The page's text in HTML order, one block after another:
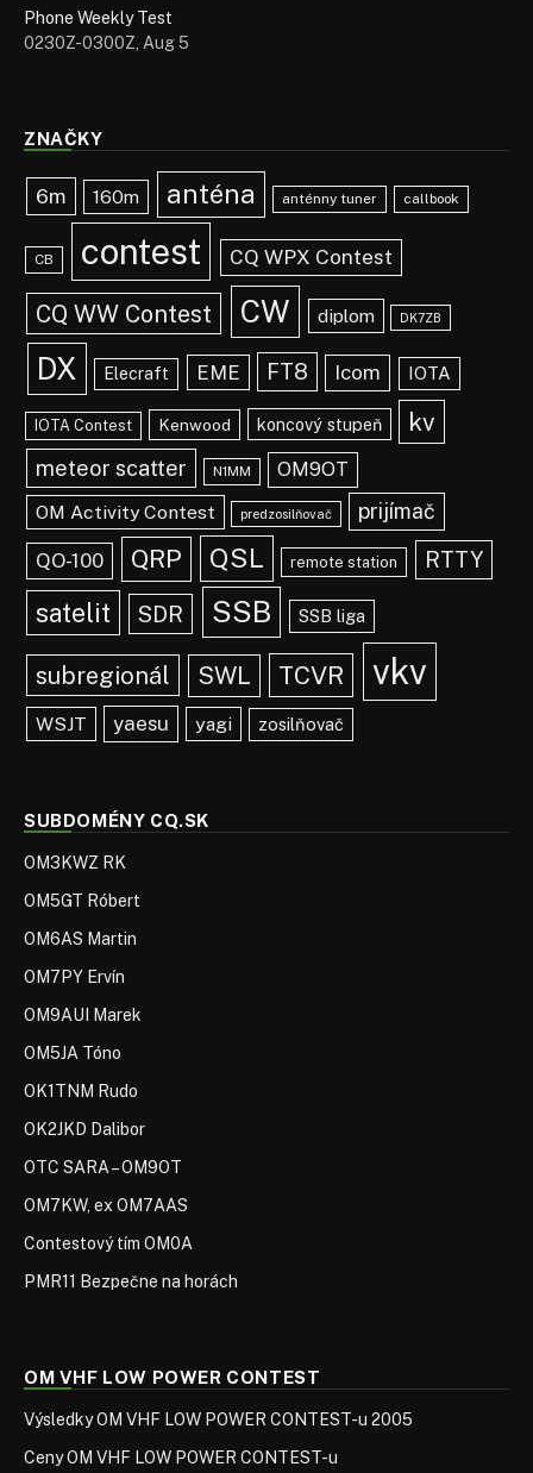
Phone Weekly Test
0230Z-0300Z, Aug 5
ZNAČKY
6m 160m anténa anténny tuner callbook
CB contest CQ WPX Contest
CQ WW Contest CW diplom DK7ZB
DX Elecraft EME FT8 Icom IOTA
IOTA Contest Kenwood koncový stupeň kv
meteor scatter N1MM
OM9OT
OM Activity Contest
predzosilňovač prijímač
QO-100 QRP QSL remote station RTTY
satelit SDR SSB SSB liga
subregionál SWL TCVR vkv
WSJT yaesu yagi zosilňovač
SUBDOMÉNY CQ.SK
OM3KWZ RK
OM5GT Róbert
OM6AS Martin
OM7PY Ervín
OM9AUI Marek
OM5JA Tóno
OK1TNM Rudo
OK2JKD Dalibor
OTC SARA – OM9OT
OM7KW, ex OM7AAS
Contestový tím OM0A
PMR11 Bezpečne na horách
OM VHF LOW POWER CONTEST
Výsledky OM VHF LOW POWER CONTEST-u 2005
Ceny OM VHF LOW POWER CONTEST-u